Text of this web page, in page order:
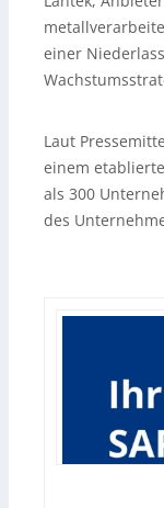
einer
Laut
einem
als 300
des